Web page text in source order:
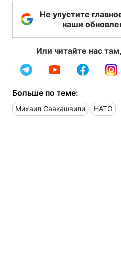
Не упустите
наши
Или читайте нас
Больше по теме:
Михаил Саакашвили НАТО